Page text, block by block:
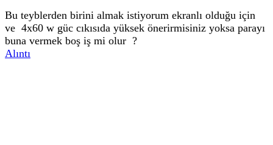
Bu teyblerden birini almak istiyorum ekranlı olduğu için
ve 4x60 w güc cıkısıda yüksek önerirmisiniz yoksa parayı
buna vermek boş iş mi olur ?
Alıntı